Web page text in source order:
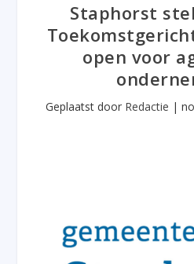
Staphorst
open voor
Geplaatst door Redactie |